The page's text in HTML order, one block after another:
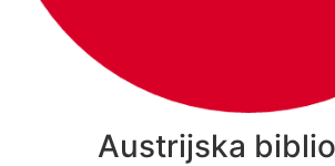
Austrijska